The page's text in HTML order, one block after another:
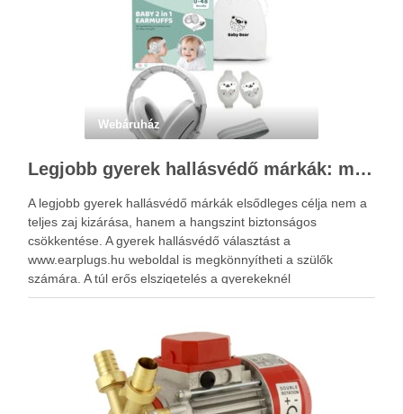
Webáruház
Legjobb gyerek hallásvédő márkák: mire figyeljenek a szülők választáskor?
A legjobb gyerek hallásvédő márkák elsődleges célja nem a
teljes zaj kizárása, hanem a hangszint biztonságos
csökkentése. A gyerek hallásvédő választást a
www.earplugs.hu weboldal is megkönnyítheti a szülők
számára. A túl erős elszigetelés a gyerekeknél
kényelmetlenséget, félelmet vagy dezorientáltságot is